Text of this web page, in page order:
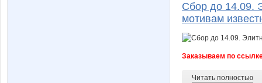
Сбор до 14.09.
мотивам
Заказываем по
Читать полностью